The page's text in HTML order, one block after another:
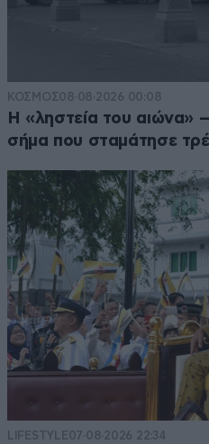
ΚΟΣΜΟΣ08·08·2026 00:08
Η «ληστεία του αιώνα»
σήμα που σταμάτησε
LIFESTYLE07·08·2026 22:34